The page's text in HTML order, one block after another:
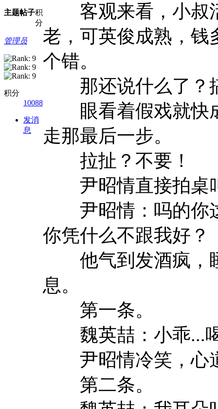
主题帖子积
分
管理员
积分
10088
发消
息
客观来看，小叔
老，可英俊成熟，钱
个错。
那还说什么了？
眼看着假戏就快
走那最后一步。
拉扯？不要！
尹昭情直接拍桌
尹昭情：吗的你
你凭什么不跟我好？
他气到发酒疯，
息。
第一条。
魏英喆：小乖...喝
尹昭情冷笑，心
第二条。